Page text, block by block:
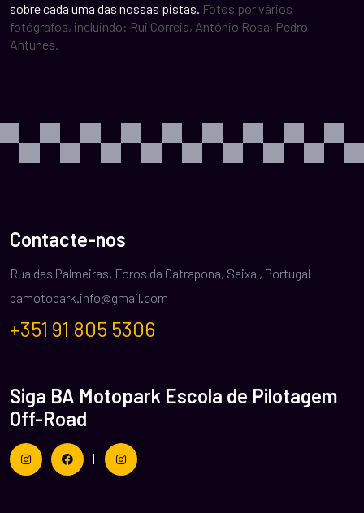
sobre cada uma das nossas pistas. Fotos por vários
fotógrafos, incluindo: Rui Correia, António Rosa, Pedro
Antunes.
Contacte-nos
Rua das Palmeiras, Foros da Catrapona, Seixal, Portugal
bamotopark.info@gmail.com
+351 91 805 5306
Siga BA Motopark Escola de Pilotagem
Off-Road
|